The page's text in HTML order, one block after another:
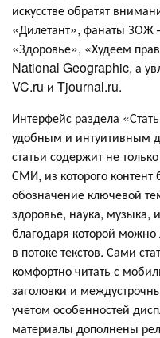
искусстве обратят
«Дилетант», фанаты ЗОЖ
«Здоровье», «Худеем
National Geographic, а
VC.ru и Tjournal.ru.
Интерфейс раздела
удобным и интуитивным
статьи содержит не
СМИ, из которого
обозначение ключевой
здоровье, наука, музыка,
благодаря которой можно
в потоке текстов. Сами
комфортно читать с
заголовки и
учетом особенностей
материалы дополнены